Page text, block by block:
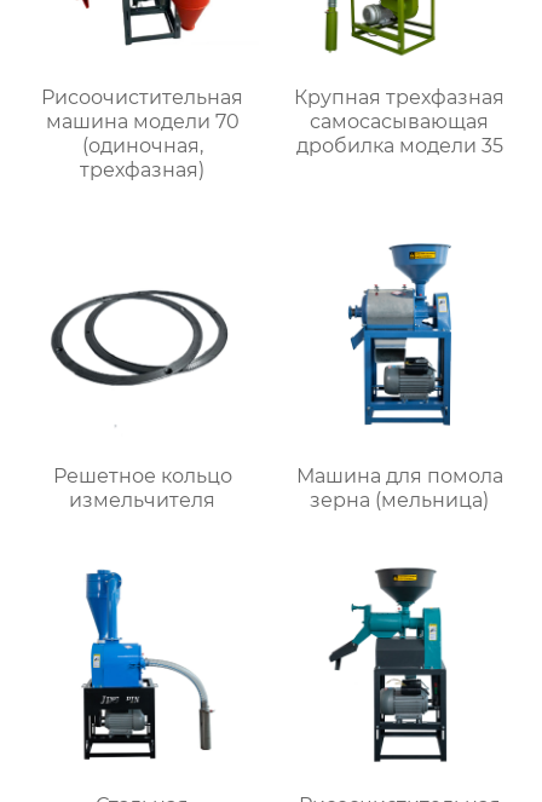
Рисоочистительная
машина модели 70
(одиночная,
трехфазная)
Крупная трехфазная
самоcасывающая
дробилка модели 35
Решетное кольцо
измельчителя
Машина для помола
зерна (мельница)